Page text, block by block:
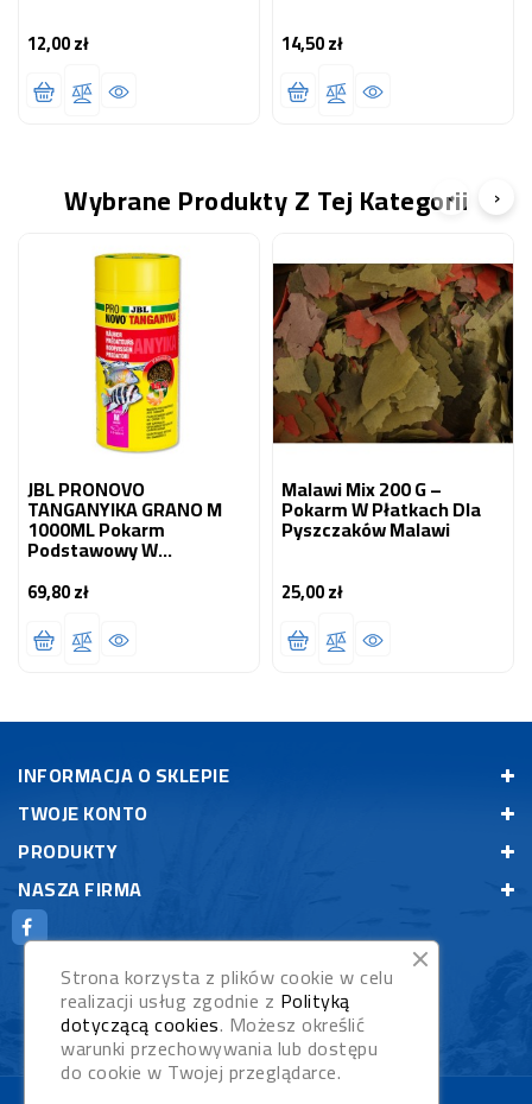
12,00 złCena 14,50 złCena
Wybrane Produkty Z Tej Kategorii
JBL PRONOVO
TANGANYIKA GRANO M
1000ML Pokarm
Podstawowy W
Granulacie Dla
Drapieżnych Pielęgnic 8-
20 Cm
69,80 złCena
Malawi Mix 200 G –
Pokarm W Płatkach Dla
Pyszczaków Malawi
25,00 złCena
‹ ›
INFORMACJA O SKLEPIE
TWOJE KONTO
PRODUKTY
NASZA FIRMA
Strona korzysta z plików cookie w celu
realizacji usług zgodnie z Polityką
dotyczącą cookies. Możesz określić
warunki przechowywania lub dostępu
do cookie w Twojej przeglądarce.